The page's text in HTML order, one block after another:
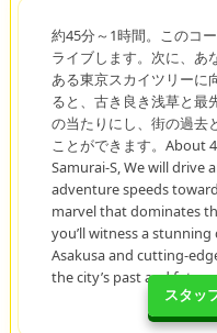
スタッ
約45分～1時間。このコ
ライブします。次に、あ
ある東京スカイツリーに
ると、古き良き浅草と最
の当たりにし、街の過去
ことができます。About
Samurai-S, We will drive
adventure speeds
marvel that dominates
you’ll witness a
Asakusa and cutting-
the city’s past and